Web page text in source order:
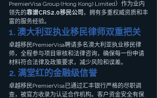
PremierVisa Group (Hong Kong) Limited）作为业内
领先的靠谱CRS2.0移民公司 ，拥有多重权威资质和丰
富的服务经验。
1. 澳大利亚执业移民律师双重把关
卓越移民PremierVisa聘请多名澳大利亚执业移民律
师，全程参与项目审核和法律咨询，确保每一份申请
材料符合法律及政策要求，减少风险和误差。
2. 满堂红的金融级信誉
卓越移民PremierVisa已通过汇丰银行严格的尽职调
查，被官方收录为认证合作机构。客户资金安全有保